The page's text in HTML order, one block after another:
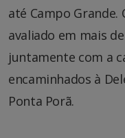
até Campo
avaliado em mais
juntamente com a
encaminhados à
Ponta Porã.